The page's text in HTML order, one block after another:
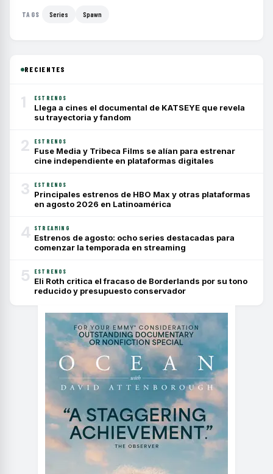
TAGS Series Spawn
RECIENTES
1 ESTRENOS
Llega a cines el documental de KATSEYE que revela
su trayectoria y fandom
2 ESTRENOS
Fuse Media y Tribeca Films se alían para estrenar
cine independiente en plataformas digitales
3 ESTRENOS
Principales estrenos de HBO Max y otras plataformas
en agosto 2026 en Latinoamérica
4 STREAMING
Estrenos de agosto: ocho series destacadas para
comenzar la temporada en streaming
5 ESTRENOS
Eli Roth critica el fracaso de Borderlands por su tono
reducido y presupuesto conservador